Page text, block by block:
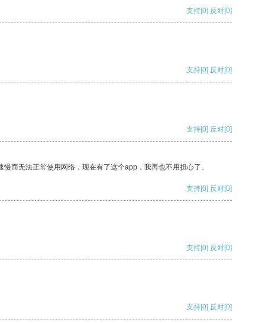
支持[0] 反对[0]
支持[0] 反对[0]
支持[0] 反对[0]
而无法正常使用网络，现在有了这个app，我再也不用担心了。
支持[0] 反对[0]
支持[0] 反对[0]
支持[0] 反对[0]